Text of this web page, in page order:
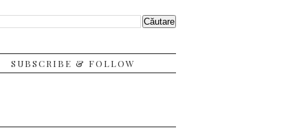
SUBSCRIBE & FOLLOW